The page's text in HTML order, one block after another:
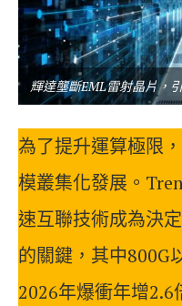
輝達壟斷EML雷射晶片，
為了提升運算極限
模叢集化發展。
速互聯技術成為決
的關鍵，其中800G
2026年爆衝年增